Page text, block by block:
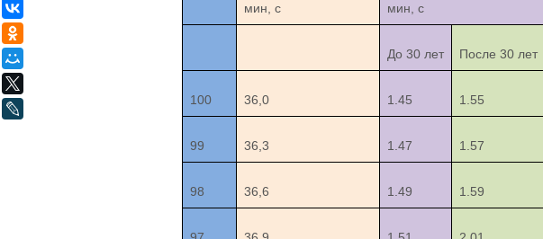
мин, с мин, с
До 30 лет После 30 лет
100 36,0 1.45 1.55
99 36,3 1.47 1.57
98 36,6 1.49 1.59